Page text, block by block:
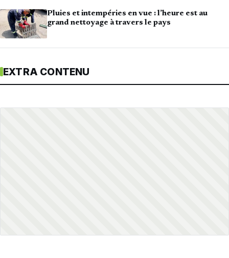
Pluies et intempéries en vue : l’heure est au
grand nettoyage à travers le pays
EXTRA CONTENU